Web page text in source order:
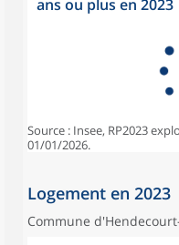
ans ou plus en 2023
Source : Insee, RP2023
01/01/2026.
Logement en 2023
Commune